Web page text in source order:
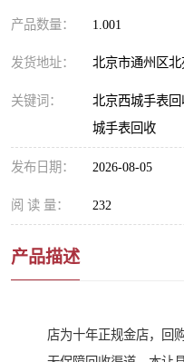
产品数量： 1.001
发货地址： 北京市通州区
关键词：
北京西城手表
城手表回收
发布日期： 2026-08-05
阅 读 量： 232
产品描述
店为十年正规金店，回